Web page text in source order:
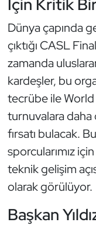
İçin Kritik
Dünya çapında
çıktığı CASL
zamanda
kardeşler, bu
tecrübe ile
turnuvalara daha
fırsatı bulacak.
sporcularımız
teknik gelişim
olarak görülüyor.
Başkan
Hentbol
İşitme
Judo ve
Kano ve
Karate
Kayak
Kempo